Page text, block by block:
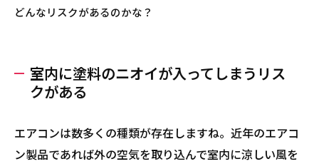
どんなリスクがあるのかな？
室内に塗料のニオイが入ってしまうリス
クがある
エアコンは数多くの種類が存在しますね。近年のエアコ
ン製品であれば外の空気を取り込んで室内に涼しい風を